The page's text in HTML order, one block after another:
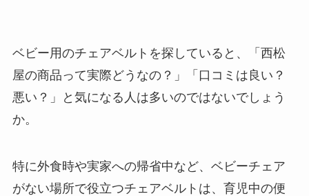
ベビー用のチェアベルトを探していると、「西松
屋の商品って実際どうなの？」「口コミは良い？
悪い？」と気になる人は多いのではないでしょう
か。
特に外食時や実家への帰省中など、ベビーチェア
がない場所で役立つチェアベルトは、育児中の便